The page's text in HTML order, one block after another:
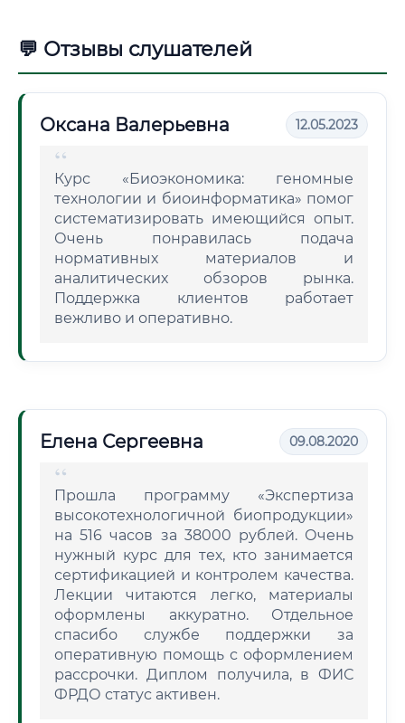
💬 Отзывы слушателей
Оксана Валерьевна 12.05.2023
Курс «Биоэкономика: геномные
технологии и биоинформатика» помог
систематизировать имеющийся опыт.
Очень понравилась подача
нормативных материалов и
аналитических обзоров рынка.
Поддержка клиентов работает
вежливо и оперативно.
Елена Сергеевна 09.08.2020
Прошла программу «Экспертиза
высокотехнологичной биопродукции»
на 516 часов за 38000 рублей. Очень
нужный курс для тех, кто занимается
сертификацией и контролем качества.
Лекции читаются легко, материалы
оформлены аккуратно. Отдельное
спасибо службе поддержки за
оперативную помощь с оформлением
рассрочки. Диплом получила, в ФИС
ФРДО статус активен.